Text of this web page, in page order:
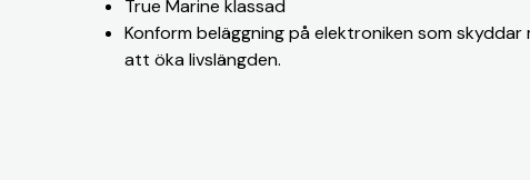
True Marine klassad
Konform beläggning på elektroniken som
att öka livslängden.